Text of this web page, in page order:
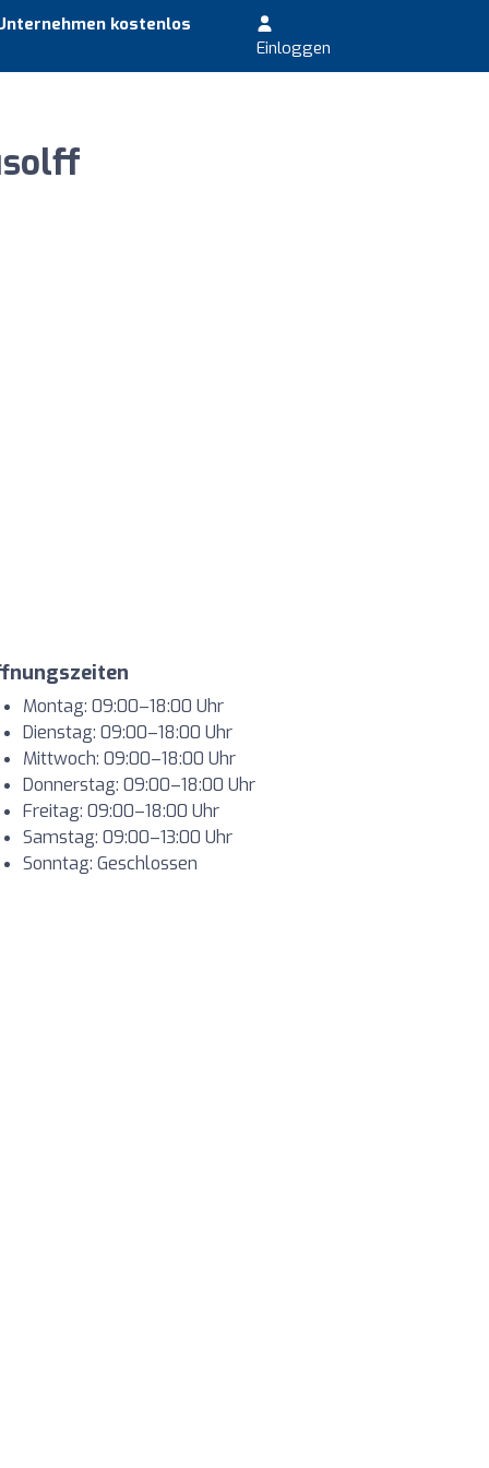
kostenlos
Einloggen
Montag: 09:00–18:00 Uhr
Dienstag: 09:00–18:00 Uhr
Mittwoch: 09:00–18:00 Uhr
Donnerstag: 09:00–18:00 Uhr
Freitag: 09:00–18:00 Uhr
Samstag: 09:00–13:00 Uhr
Sonntag: Geschlossen